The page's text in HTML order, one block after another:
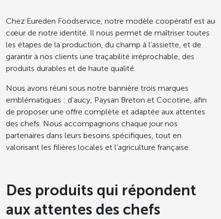
Chez Eureden Foodservice, notre modèle coopératif est au
cœur de notre identité. Il nous permet de maîtriser toutes
les étapes de la production, du champ à l’assiette, et de
garantir à nos clients une traçabilité irréprochable, des
produits durables et de haute qualité.
Nous avons réuni sous notre bannière trois marques
emblématiques : d’aucy, Paysan Breton et Cocotine, afin
de proposer une offre complète et adaptée aux attentes
des chefs. Nous accompagnons chaque jour nos
partenaires dans leurs besoins spécifiques, tout en
valorisant les filières locales et l’agriculture française.
Des produits qui répondent
aux attentes des chefs